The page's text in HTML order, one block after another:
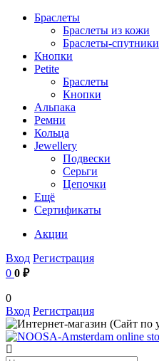
Браслеты
Браслеты из кожи
Браслеты-спутники
Кнопки
Petite
Браслеты
Кнопки
Альпака
Ремни
Кольца
Jewellery
Подвески
Серьги
Цепочки
Ещё
Сертификаты
Акции
Вход Регистрация
0 0 ₽
0
Вход Регистрация